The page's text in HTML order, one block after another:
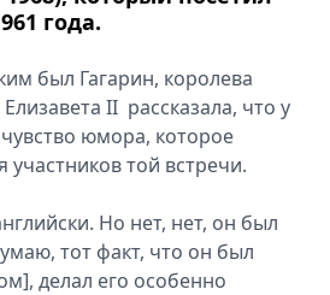
года.
был Гагарин, королева
II рассказала, что у
юмора, которое
участников той встречи.
Но нет, нет, он был
тот факт, что он был
делал его особенно